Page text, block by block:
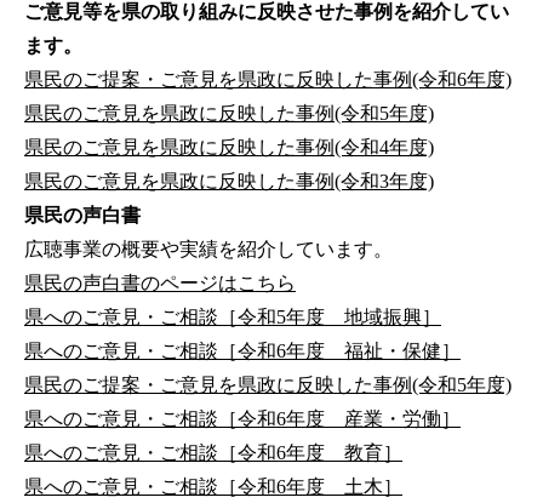
ご意見等を県の取り組みに反映させた事例を紹介してい
ます。
県民のご提案・ご意見を県政に反映した事例(令和6年度)
県民のご意見を県政に反映した事例(令和5年度)
県民のご意見を県政に反映した事例(令和4年度)
県民のご意見を県政に反映した事例(令和3年度)
県民の声白書
広聴事業の概要や実績を紹介しています。
県民の声白書のページはこちら
県へのご意見・ご相談［令和5年度 地域振興］
県へのご意見・ご相談［令和6年度 福祉・保健］
県民のご提案・ご意見を県政に反映した事例(令和5年度)
県へのご意見・ご相談［令和6年度 産業・労働］
県へのご意見・ご相談［令和6年度 教育］
県へのご意見・ご相談［令和6年度 土木］